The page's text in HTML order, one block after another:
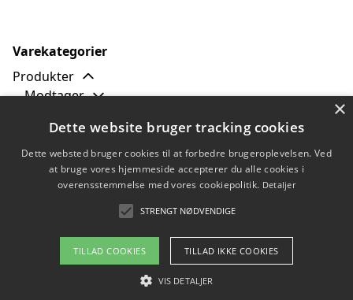
Varekategorier
Produkter
Modtager
Typer
Billig julesweater
Grim julesweater
Julesweater med lys
Sjov julesweater
×
Dette website bruger tracking cookies
Dette websted bruger cookies til at forbedre brugeroplevelsen. Ved
at bruge vores hjemmeside accepterer du alle cookies i
overensstemmelse med vores cookiepolitik. Detaljer
STRENGT NØDVENDIGE
TILLAD COOKIES TILLAD IKKE COOKIES
VIS DETALJER